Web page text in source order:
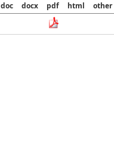
doc docx pdf html
other